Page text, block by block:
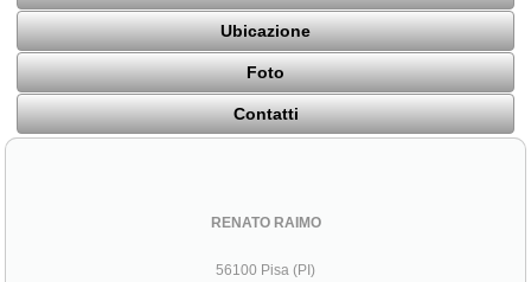
Ubicazione
Foto
Contatti
RENATO RAIMO
56100 Pisa (PI)